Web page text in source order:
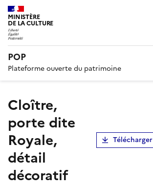
MINISTÈRE
DE LA CULTURE
POP
Plateforme ouverte du patrimoine
cloître,
porte dite
Royale,
détail
décoratif
Télécharger